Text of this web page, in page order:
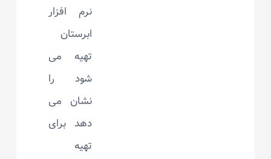
نرم افزار
ابرستان
تهیه می
شود را
نشان می
دهد برای
تهیه